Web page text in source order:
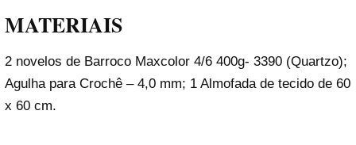
MATERIAIS
2 novelos de Barroco Maxcolor 4/6 400g- 3390 (Quartzo);
Agulha para Crochê – 4,0 mm; 1 Almofada de tecido de 60
x 60 cm.